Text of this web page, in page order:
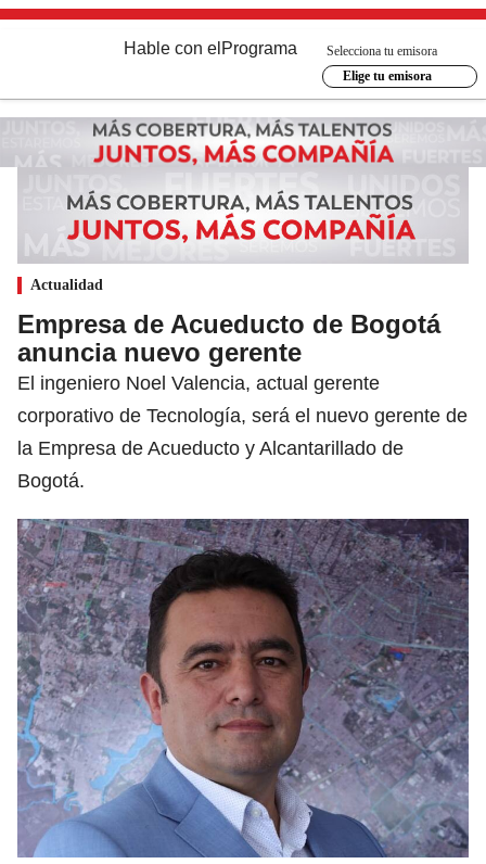
Hable con el Programa
Selecciona tu emisora
Elige tu emisora
Actualidad
Empresa de Acueducto de Bogotá
anuncia nuevo gerente
El ingeniero Noel Valencia, actual gerente
corporativo de Tecnología, será el nuevo gerente de
la Empresa de Acueducto y Alcantarillado de
Bogotá.